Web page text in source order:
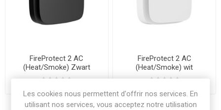
FireProtect 2 AC
(Heat/Smoke) Zwart
FireProtect 2 AC
(Heat/Smoke) wit
Les cookies nous permettent d'offrir nos services. En
utilisant nos services, vous acceptez notre utilisation